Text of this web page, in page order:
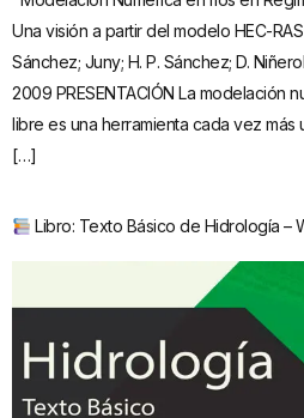
Una visión a partir del modelo HEC-
Sánchez; Juny; H. P. Sánchez; D.
2009 PRESENTACIÓN La modelación
libre es una herramienta cada vez
[…]
Libro: Texto Básico de Hidrología –